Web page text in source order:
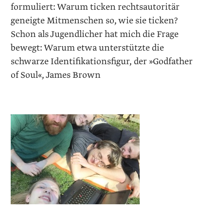
formuliert: Warum ticken rechtsautoritär
geneigte Mitmenschen so, wie sie ticken?
Schon als Jugendlicher hat mich die Frage
bewegt: Warum etwa unterstützte die
schwarze Identifikationsfigur, der »Godfather
of Soul«, James Brown